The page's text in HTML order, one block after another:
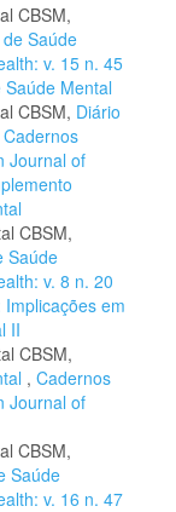
CBSM,
Saúde
v. 15 n. 45
Mental
CBSM, Diário
Cadernos
Journal of
CBSM,
Saúde
v. 8 n. 20
em
II
CBSM,
, Cadernos
Journal of
CBSM,
Saúde
v. 16 n. 47